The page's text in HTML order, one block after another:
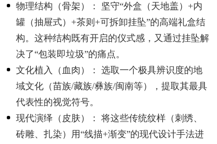
物理结构（骨架）： 坚守“外盒（天地盖）+内
罐（抽屉式）+茶则+可拆卸挂坠”的高端礼盒结
构。这种结构既有开启的仪式感，又通过挂坠解
决了“包装即垃圾”的痛点。
文化植入（血肉）： 选取一个极具辨识度的地
域文化（苗族/藏族/彝族/闽南等），提取其最具
代表性的视觉符号。
现代演绎（皮肤）： 将这些传统纹样（刺绣、
砖雕、扎染）用“线描+渐变”的现代设计手法进